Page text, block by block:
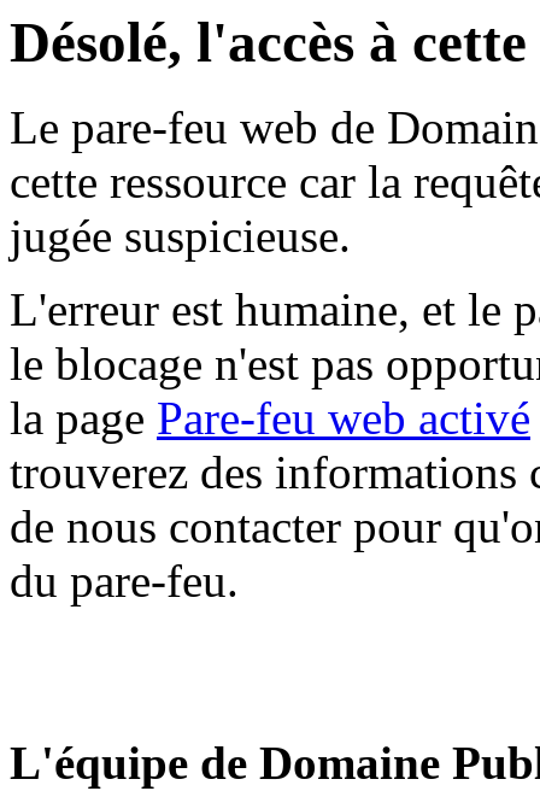
Désolé, l'accès à
Le pare-feu web de
cette ressource car la
jugée suspicieuse.
L'erreur est humaine, et le
le blocage n'est pas
la page Pare-feu web activé
trouverez des informations
de nous contacter pour
du pare-feu.
L'équipe de Domaine